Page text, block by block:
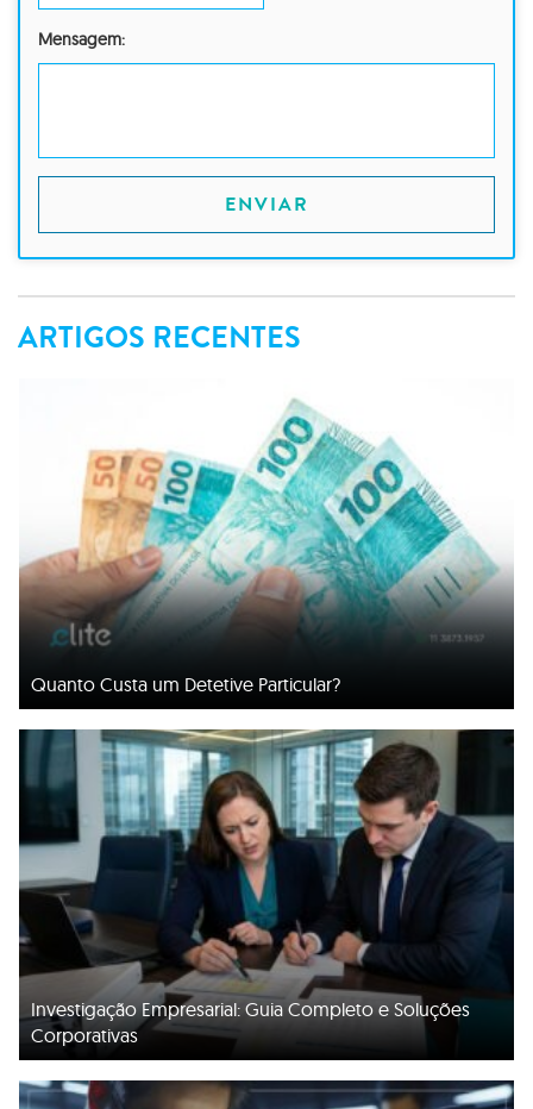
Mensagem:
ENVIAR
ARTIGOS RECENTES
Quanto Custa um Detetive Particular?
Investigação Empresarial: Guia Completo e Soluções
Corporativas